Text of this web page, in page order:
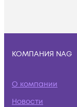
КОМПАНИЯ NAG
О компании
Новости